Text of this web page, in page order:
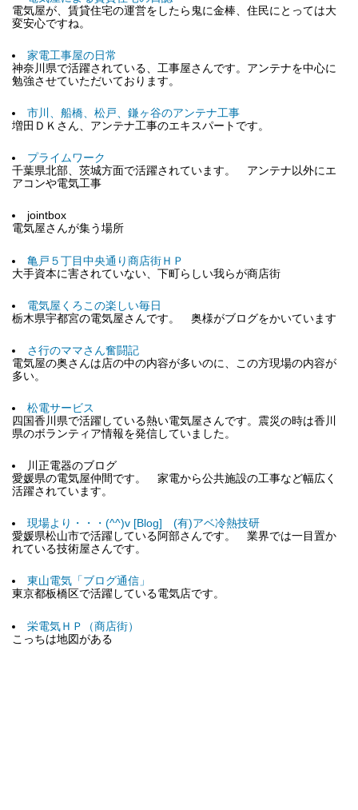
電気屋が、賃貸住宅の運営をしたら鬼に金棒、住民にとっては大
変安心ですね。
家電工事屋の日常
神奈川県で活躍されている、工事屋さんです。アンテナを中心に
勉強させていただいております。
市川、船橋、松戸、鎌ヶ谷のアンテナ工事
増田ＤＫさん、アンテナ工事のエキスパートです。
プライムワーク
千葉県北部、茨城方面で活躍されています。 アンテナ以外にエ
アコンや電気工事
jointbox
電気屋さんが集う場所
亀戸５丁目中央通り商店街ＨＰ
大手資本に害されていない、下町らしい我らが商店街
電気屋くろこの楽しい毎日
栃木県宇都宮の電気屋さんです。 奥様がブログをかいています
さ行のママさん奮闘記
電気屋の奥さんは店の中の内容が多いのに、この方現場の内容が
多い。
松電サービス
四国香川県で活躍している熱い電気屋さんです。震災の時は香川
県のボランティア情報を発信していました。
川正電器のブログ
愛媛県の電気屋仲間です。 家電から公共施設の工事など幅広く
活躍されています。
現場より・・・(^^)v [Blog] (有)アベ冷熱技研
愛媛県松山市で活躍している阿部さんです。 業界では一目置か
れている技術屋さんです。
東山電気「ブログ通信」
東京都板橋区で活躍している電気店です。
栄電気ＨＰ（商店街）
こっちは地図がある